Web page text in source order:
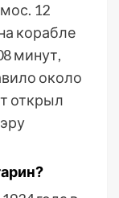
12
корабле
минут,
около
открыл